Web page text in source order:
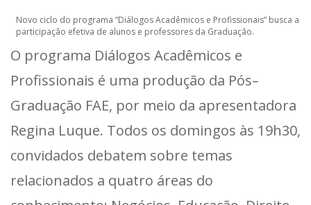
Novo ciclo do programa “Diálogos Acadêmicos e Profissionais” busca a
participação efetiva de alunos e professores da Graduação.
O programa Diálogos Acadêmicos e
Profissionais é uma produção da Pós–
Graduação FAE, por meio da apresentadora
Regina Luque. Todos os domingos às 19h30,
convidados debatem sobre temas
relacionados a quatro áreas do